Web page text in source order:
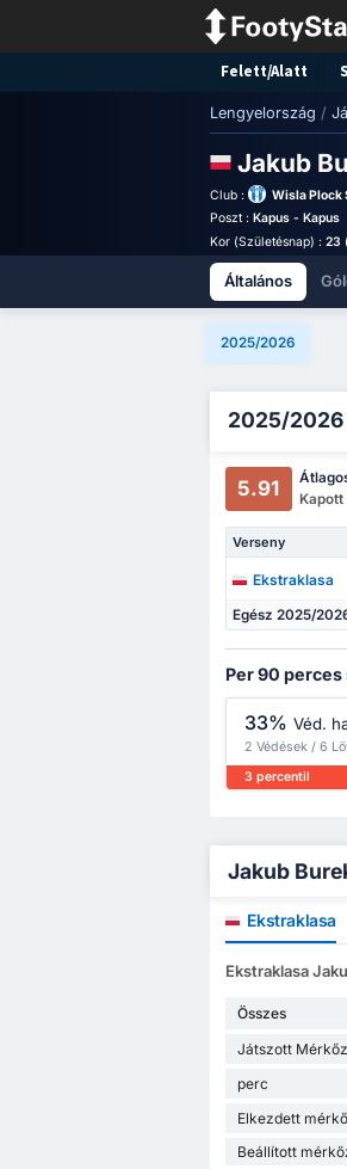
Felett/Alatt
Lengyelország /
Jakub
Club :
Wisla Plock
Poszt : Kapus - Kapus
Kor (Születésnap) : 23
Általános
2025/2026
2025/2026
5.91
Kapott
Verseny
Ekstraklasa
Egész 2025/
Per 90
33% Véd.
2 Védések / 6
3 percentil
Jakub
Ekstraklasa
Ekstraklasa
Összes
Játszott
perc
Elkezdett
Beállított